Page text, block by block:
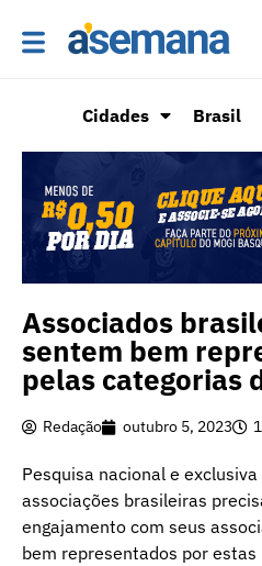
Cidades Brasil
Associados
sentem bem
pelas categorias
Redação outubro 5, 2023
Pesquisa nacional e
associações brasileiras
engajamento com seus
bem representados por